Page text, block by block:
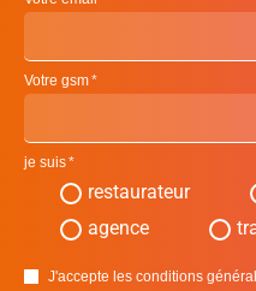
Votre gsm
je suis
restaurateur
agence
J'accepte les conditions